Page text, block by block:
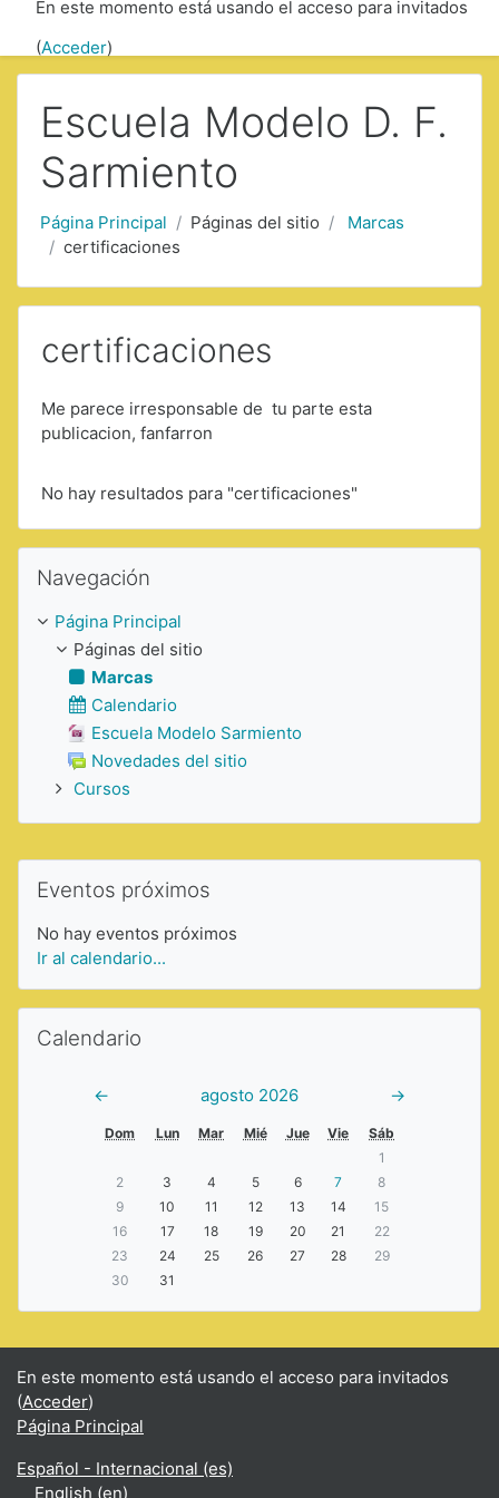
Saltar a contenido principal
En este momento está usando el acceso para invitados
(Acceder)
Escuela Modelo D. F.
Sarmiento
Página Principal Páginas del sitio
Marcas
certificaciones
certificaciones
Me parece irresponsable de tu parte esta
publicacion, fanfarron
No hay resultados para "certificaciones"
Saltar Navegación
Navegación
Página Principal
Páginas del sitio
Marcas
Calendario
Escuela Modelo Sarmiento
Novedades del sitio
Cursos
Saltar Eventos próximos
Eventos próximos
No hay eventos próximos
Ir al calendario...
Saltar Calendario
Calendario
← agosto 2026 →
Dom Lun Mar Mié Jue Vie
Sáb
1
2
3 4 5 6 7
8
9
10 11 12 13 14
15
16
17 18 19 20 21
22
23
24 25 26 27 28
29
30
31
En este momento está usando el acceso para invitados
(Acceder)
Página Principal
Español - Internacional ‎(es)‎
English ‎(en)‎